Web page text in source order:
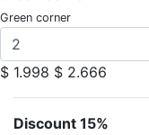
Green corner
$ 1.998 $ 2.666
Discount 15%